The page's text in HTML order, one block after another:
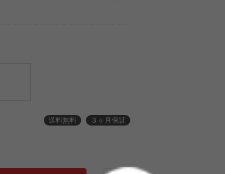
送料無料 ３ヶ月保証